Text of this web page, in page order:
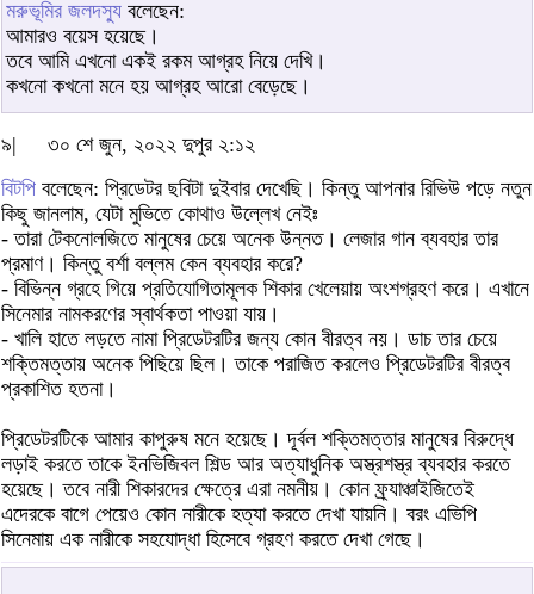
মরুভূমির জলদস্যু বলেছেন:
আমারও বয়েস হয়েছে।
তবে আমি এখনো একই রকম আগ্রহ নিয়ে দেখি।
কখনো কখনো মনে হয় আগ্রহ আরো বেড়েছে।
৯|
৩০ শে জুন, ২০২২ দুপুর ২:১২
বিটপি বলেছেন: প্রিডেটর ছবিটা দুইবার দেখেছি। কিন্তু আপনার রিভিউ পড়ে নতুন
কিছু জানলাম, যেটা মুভিতে কোথাও উল্লেখ নেইঃ
- তারা টেকনোলজিতে মানুষের চেয়ে অনেক উন্নত। লেজার গান ব্যবহার তার
প্রমাণ। কিন্তু বর্শা বল্লম কেন ব্যবহার করে?
- বিভিন্ন গ্রহে গিয়ে প্রতিযোগিতামূলক শিকার খেলেয়ায় অংশগ্রহণ করে। এখানে
সিনেমার নামকরণের স্বার্থকতা পাওয়া যায়।
- খালি হাতে লড়তে নামা প্রিডেটরটির জন্য কোন বীরত্ব নয়। ডাচ তার চেয়ে
শক্তিমত্তায় অনেক পিছিয়ে ছিল। তাকে পরাজিত করলেও প্রিডেটরটির বীরত্ব
প্রকাশিত হতনা।
প্রিডেটরটিকে আমার কাপুরুষ মনে হয়েছে। দূর্বল শক্তিমত্তার মানুষের বিরুদ্ধে
লড়াই করতে তাকে ইনভিজিবল শিল্ড আর অত্যাধুনিক অস্ত্রশস্ত্র ব্যবহার করতে
হয়েছে। তবে নারী শিকারদের ক্ষেত্রে এরা নমনীয়। কোন ফ্র্যাঞ্চাইজিতেই
এদেরকে বাগে পেয়েও কোন নারীকে হত্যা করতে দেখা যায়নি। বরং এভিপি
সিনেমায় এক নারীকে সহযোদ্ধা হিসেবে গ্রহণ করতে দেখা গেছে।